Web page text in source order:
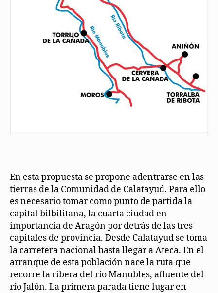
En esta propuesta se propone adentrarse en las
tierras de la Comunidad de Calatayud. Para ello
es necesario tomar como punto de partida la
capital bilbilitana, la cuarta ciudad en
importancia de Aragón por detrás de las tres
capitales de provincia. Desde Calatayud se toma
la carretera nacional hasta llegar a Ateca. En el
arranque de esta población nace la ruta que
recorre la ribera del río Manubles, afluente del
río Jalón. La primera parada tiene lugar en